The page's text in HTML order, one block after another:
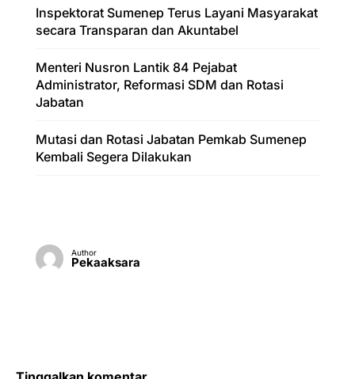
Inspektorat Sumenep Terus Layani Masyarakat
secara Transparan dan Akuntabel
Menteri Nusron Lantik 84 Pejabat
Administrator, Reformasi SDM dan Rotasi
Jabatan
Mutasi dan Rotasi Jabatan Pemkab Sumenep
Kembali Segera Dilakukan
Author
Pekaaksara